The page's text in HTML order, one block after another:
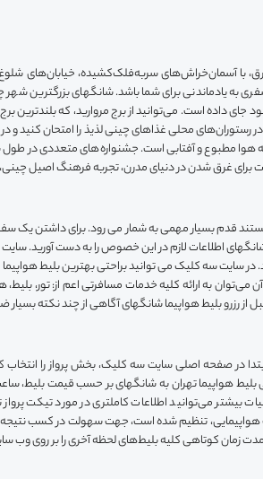
با آسمان‌خراش‌های سربه‌فلک‌کشیده، خیابان‌های
به یادماندنی برای شما باشد. شانگهای بزرگترین
است. می‌توانید از برج مروارید، که بلندترین برج
محلی غذاهای چینی لذیذ را امتحان کنید و
هوا مطبوع و آفتابی است. جشنواره‌های متعددی در
برای غرق شدن در دنیای مدرن، تجربه فرهنگ اصیل
قدم بسیار مهمی به شمار می رود. برای داشتن یک
اطلاعات لازم در این خصوص را به دست آورید.
سایت سه کلیک می توانید براحتی بهترین بلیط
به ارائه کلیه خدمات مسافرتی اعم از: تور،
از رزرو بلیط هواپیما شانگهای آگاهی از چند نکته
در صفحه اصلی سایت سه کلیک، بخش پرواز را
هواپیما تهران به شانگهای بر حسب قیمت بلیط،
بیشتر می‌توانید اطلاعات کاملتری در مورد تیکت
تنظیم شده است، جهت سهولت در کسب نتیجه
زمان کوتاهی کلیه بلیط‌های لحظه آخری را بر روی وب